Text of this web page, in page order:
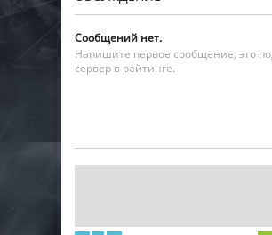
Сообщений нет.
Напишите первое сообщение, это
сервер в рейтинге.